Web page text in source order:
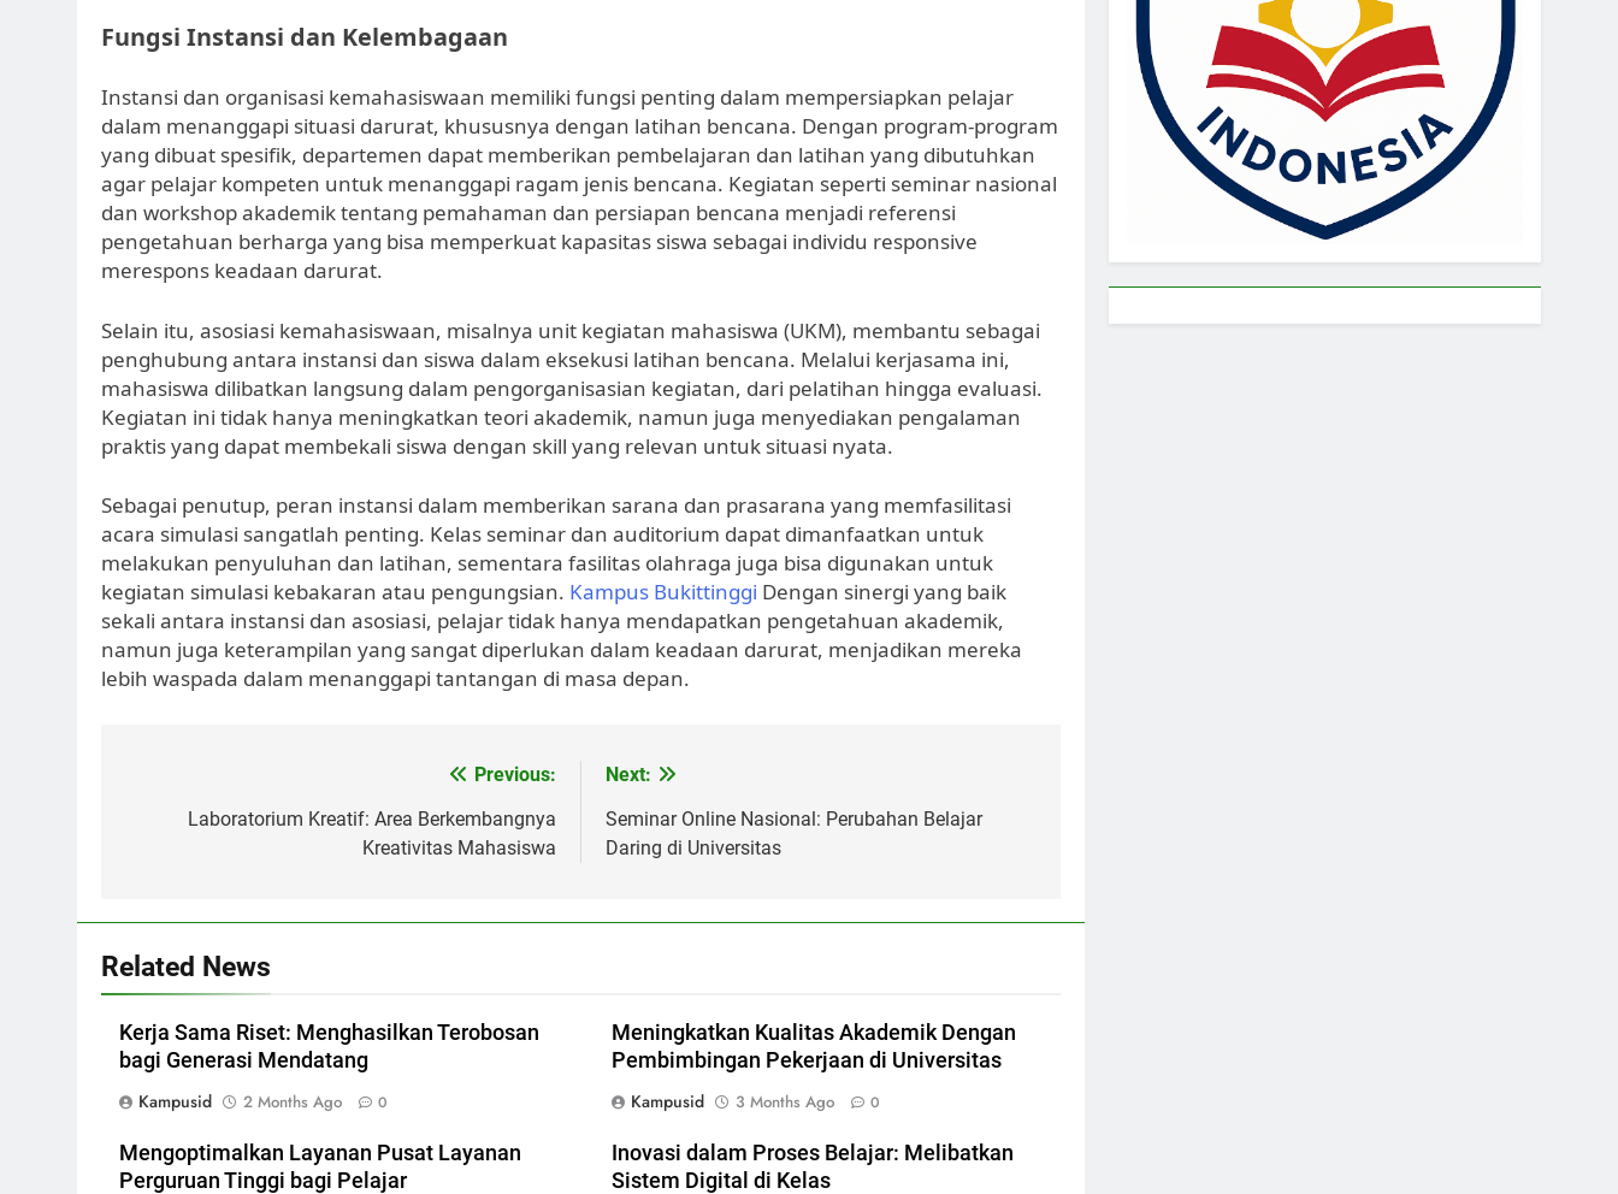
Fungsi Instansi dan Kelembagaan
Instansi dan organisasi kemahasiswaan memiliki fungsi penting dalam mempersiapkan pelajar
dalam menanggapi situasi darurat, khususnya dengan latihan bencana. Dengan program-program
yang dibuat spesifik, departemen dapat memberikan pembelajaran dan latihan yang dibutuhkan
agar pelajar kompeten untuk menanggapi ragam jenis bencana. Kegiatan seperti seminar nasional
dan workshop akademik tentang pemahaman dan persiapan bencana menjadi referensi
pengetahuan berharga yang bisa memperkuat kapasitas siswa sebagai individu responsive
merespons keadaan darurat.
Selain itu, asosiasi kemahasiswaan, misalnya unit kegiatan mahasiswa (UKM), membantu sebagai
penghubung antara instansi dan siswa dalam eksekusi latihan bencana. Melalui kerjasama ini,
mahasiswa dilibatkan langsung dalam pengorganisasian kegiatan, dari pelatihan hingga evaluasi.
Kegiatan ini tidak hanya meningkatkan teori akademik, namun juga menyediakan pengalaman
praktis yang dapat membekali siswa dengan skill yang relevan untuk situasi nyata.
Sebagai penutup, peran instansi dalam memberikan sarana dan prasarana yang memfasilitasi
acara simulasi sangatlah penting. Kelas seminar dan auditorium dapat dimanfaatkan untuk
melakukan penyuluhan dan latihan, sementara fasilitas olahraga juga bisa digunakan untuk
kegiatan simulasi kebakaran atau pengungsian. Kampus Bukittinggi Dengan sinergi yang baik
sekali antara instansi dan asosiasi, pelajar tidak hanya mendapatkan pengetahuan akademik,
namun juga keterampilan yang sangat diperlukan dalam keadaan darurat, menjadikan mereka
lebih waspada dalam menanggapi tantangan di masa depan.
navigation
Previous:
Laboratorium Kreatif: Area Berkembangnya
Kreativitas Mahasiswa
Next:
Seminar Online Nasional: Perubahan Belajar
Daring di Universitas
Related News
Kerja Sama Riset: Menghasilkan Terobosan
bagi Generasi Mendatang
Kampusid
2 Months Ago 0
Meningkatkan Kualitas Akademik Dengan
Pembimbingan Pekerjaan di Universitas
Kampusid
3 Months Ago 0
Mengoptimalkan Layanan Pusat Layanan
Perguruan Tinggi bagi Pelajar
Inovasi dalam Proses Belajar: Melibatkan
Sistem Digital di Kelas